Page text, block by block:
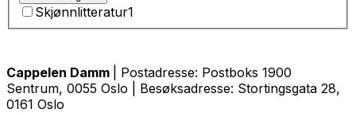
Skjønnlitteratur1
Cappelen Damm
| Postadresse: Postboks 1900
Sentrum, 0055 Oslo | Besøksadresse: Stortingsgata 28,
0161 Oslo